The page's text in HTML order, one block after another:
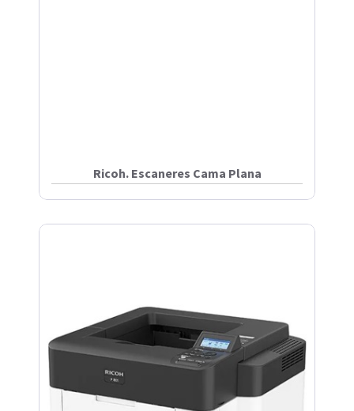
Ricoh. Escaneres Cama Plana